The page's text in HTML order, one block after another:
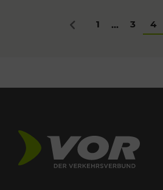
Zurück
1 ... 3 4